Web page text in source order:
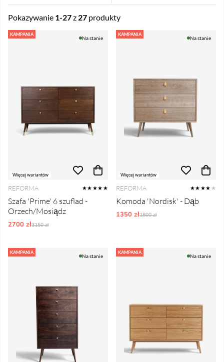
Pokazywanie 1-27z 27 produkty
Produkty
KAMPANIA
Więcej wariantów
Na stanie
REFORMA ★★★★★
Szafa 'Prime' 6 szuflad -
Orzech/Mosiądz
2700 złOrdynarne ceny:
3150 zł
KAMPANIA
Więcej wariantów
Na stanie
REFORMA ★★★★ ★
Komoda 'Nordisk' - Dąb
1350 złOrdynarne ceny:
1800 zł
KAMPANIA
Na stanie
KAMPANIA
Na stanie